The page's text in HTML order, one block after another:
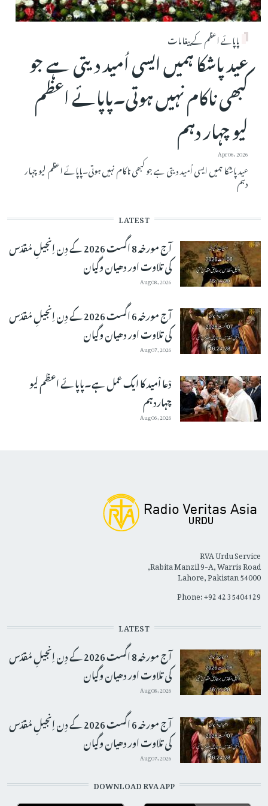
پاپائے اعظم کے پیغامات
عید پاشکا ہمیں ایسی اُمید دیتی ہے جو
کبھی ناکام نہیں ہوتی۔پاپائے اعظم
لیو چہار دہم
Apr 06, 2026
عید پاشکا ہمیں ایسی اُمید دیتی ہے جو کبھی ناکام نہیں ہوتی۔پاپائے اعظم لیو چہار
دہم
LATEST
آج مورخہ 8 اگست 2026 کے دِن اِنجیلِ مُقدّس
کی تلاوت اور دھیان وگیان
Aug 08, 2026
آج مورخہ 6 اگست 2026 کے دِن اِنجیلِ مُقدّس
کی تلاوت اور دھیان وگیان
Aug 07, 2026
دْعا اْمید کا ایک عمل ہے۔پاپائے اعظم لیو
چہاردہم
Aug 06, 2026
RVA Urdu Service
Rabita Manzil 9-A, Warris Road,
Lahore, Pakistan 54000
Phone: +92 42 35404129
LATEST
آج مورخہ 8 اگست 2026 کے دِن اِنجیلِ مُقدّس
کی تلاوت اور دھیان وگیان
Aug 08, 2026
آج مورخہ 6 اگست 2026 کے دِن اِنجیلِ مُقدّس
کی تلاوت اور دھیان وگیان
Aug 07, 2026
DOWNLOAD RVA APP